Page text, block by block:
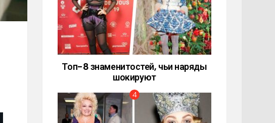
Топ-8 знаменитостей, чьи наряды
шокируют